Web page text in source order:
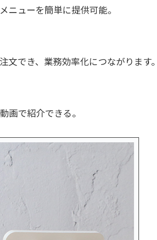
ニューを簡単に提供可能。
でき、業務効率化につながります。
画で紹介できる。